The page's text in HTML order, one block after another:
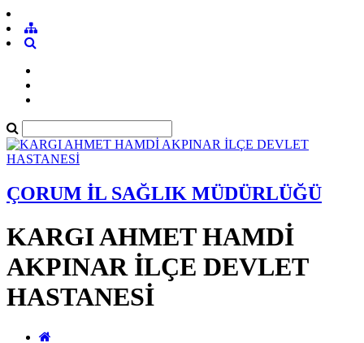
ÇORUM İL SAĞLIK MÜDÜRLÜĞÜ
KARGI AHMET HAMDİ
AKPINAR İLÇE DEVLET
HASTANESİ